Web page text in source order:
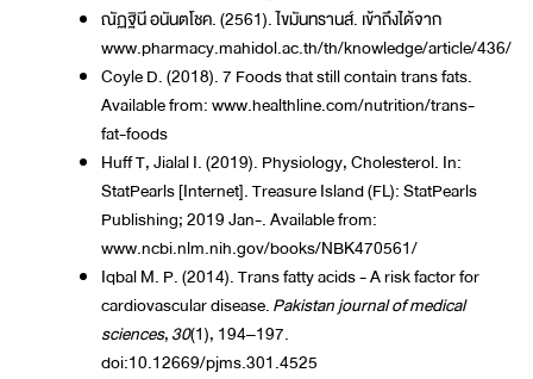
ณัฏฐินี อนันตโชค. (2561). ไขมันทรานส์. เข้าถึงได้จาก
www.pharmacy.mahidol.ac.th/th/knowledge/article/436/
Coyle D. (2018). 7 Foods that still contain trans fats.
Available from: www.healthline.com/nutrition/trans-
fat-foods
Huff T, Jialal I. (2019). Physiology, Cholesterol. In:
StatPearls [Internet]. Treasure Island (FL): StatPearls
Publishing; 2019 Jan-. Available from:
www.ncbi.nlm.nih.gov/books/NBK470561/
Iqbal M. P. (2014). Trans fatty acids - A risk factor for
cardiovascular disease.Pakistan journal of medical
sciences,30(1), 194–197.
doi:10.12669/pjms.301.4525